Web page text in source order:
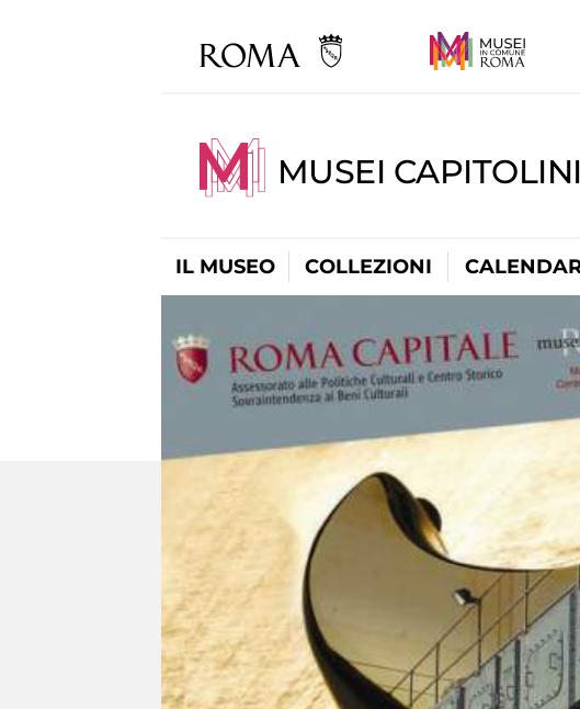
MUSEI
IL MUSEO COLLEZIONI